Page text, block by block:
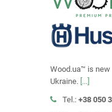
Wood.ua™ is
Ukraine. [...]
Tel.: +38 050